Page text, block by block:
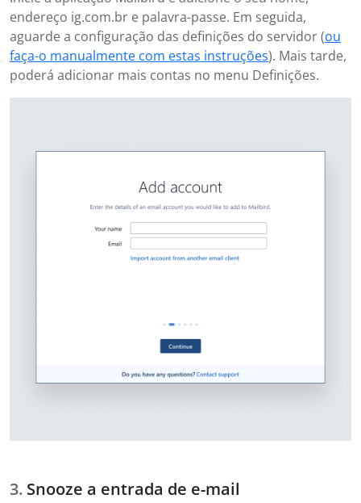
endereço ig.com.br e palavra-passe. Em seguida,
aguarde a configuração das definições do servidor (ou
faça-o manualmente com estas instruções). Mais tarde,
poderá adicionar mais contas no menu Definições.
Snooze a entrada de e-mail